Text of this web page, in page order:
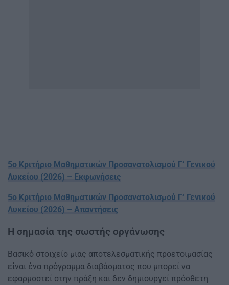
5ο Κριτήριο Μαθηματικών Προσανατολισμού Γ’ Γενικού
Λυκείου (2026) – Εκφωνήσεις
5ο Κριτήριο Μαθηματικών Προσανατολισμού Γ’ Γενικού
Λυκείου (2026) – Απαντήσεις
Η σημασία της σωστής οργάνωσης
Βασικό στοιχείο μιας αποτελεσματικής προετοιμασίας
είναι ένα πρόγραμμα διαβάσματος που μπορεί να
εφαρμοστεί στην πράξη και δεν δημιουργεί πρόσθετη